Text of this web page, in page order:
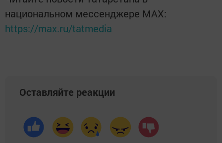
национальном мессенджере MАХ:
https://max.ru/tatmedia
Оставляйте реакции